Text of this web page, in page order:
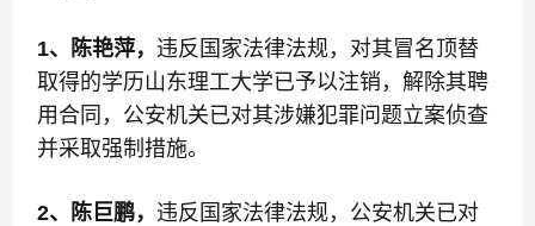
1、陈艳萍， 违反国家法律法规，对其冒名顶替
取得的学历山东理工大学已予以注销，解除其聘
用合同，公安机关已对其涉嫌犯罪问题立案侦查
并采取强制措施。
2、陈巨鹏， 违反国家法律法规，公安机关已对